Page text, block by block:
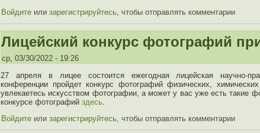
Войдите или зарегистрируйтесь, чтобы отправлять комментарии
Лицейский конкурс фотографий
ср, 03/30/2022 - 19:26
27 апреля в лицее состоится ежегодная лицейская научно-
конференции пройдет конкурс фотографий физических,
увлекаетесь искусством фотографии, а может у вас уже есть такие
конкурсе фотографий здесь.
Войдите или зарегистрируйтесь, чтобы отправлять комментарии